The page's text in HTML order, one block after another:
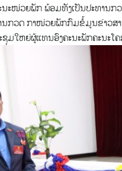
ນະໜ່ວຍພັກ ພ້ອມທັງເປັນປະທານກ
ນກວດ ກາໜ່ວຍພັກກົມຂໍ້ມູນຂ່າວສາ
ຊຸມໃຫຍ່ຜູ້ແທນອົງຄະນະພັກຄະນະ